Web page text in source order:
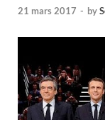
21 mars 2017 - by